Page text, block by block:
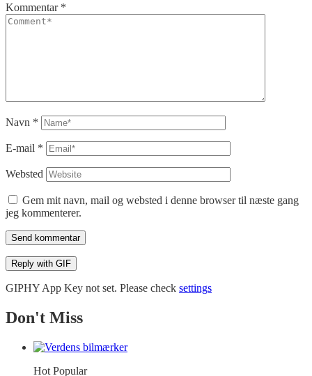
Kommentar *
Navn *
E-mail *
Websted
Gem mit navn, mail og websted i denne browser til næste gang
jeg kommenterer.
Send kommentar
Reply with GIF
GIPHY App Key not set. Please check settings
Don't Miss
Hot Popular